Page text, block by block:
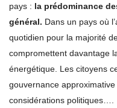
pays : la prédominance
général. Dans un pays où
quotidien pour la majorité
compromettent davantage
énergétique. Les citoyens
gouvernance
considérations politiques….